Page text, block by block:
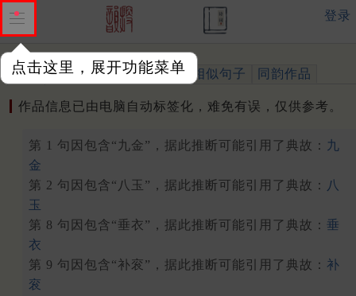
点击这里，展开功能菜单
登录
作品 标注四声 出处、引用 相似句子 同韵作品
作品信息已由电脑自动标签化，难免有误，仅供参考。
第 1 句因包含“九金”，据此推断可能引用了典故： 九
金
第 2 句因包含“八玉”，据此推断可能引用了典故：
八
玉
第 8 句因包含“垂衣”，据此推断可能引用了典故： 垂
衣
第 9 句因包含“补衮”，据此推断可能引用了典故： 补
衮